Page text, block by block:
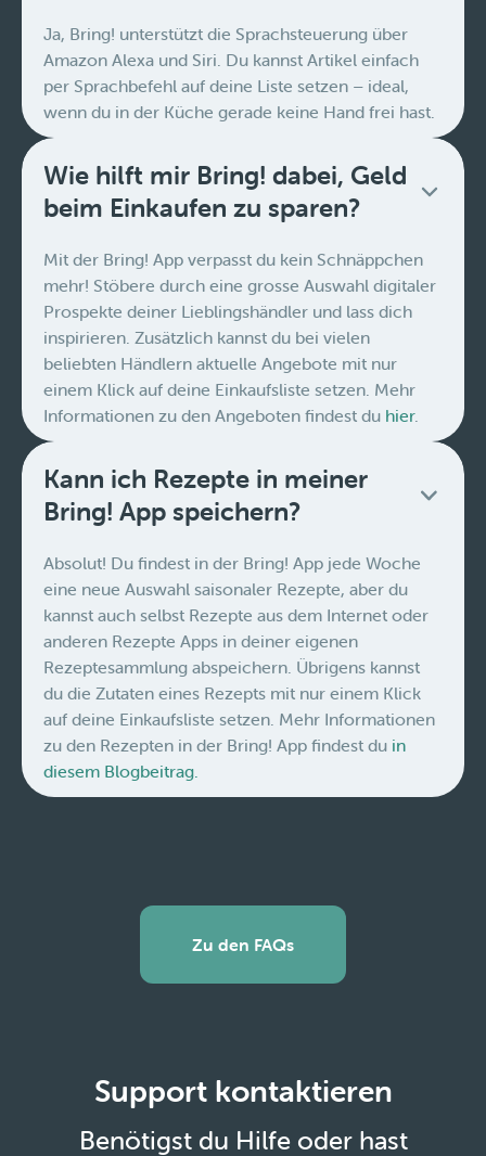
Ja, Bring! unterstützt die Sprachsteuerung über
Amazon Alexa und Siri. Du kannst Artikel einfach
per Sprachbefehl auf deine Liste setzen – ideal,
wenn du in der Küche gerade keine Hand frei hast.
Wie hilft mir Bring! dabei, Geld
beim Einkaufen zu sparen?
Mit der Bring! App verpasst du kein Schnäppchen
mehr! Stöbere durch eine grosse Auswahl digitaler
Prospekte deiner Lieblingshändler und lass dich
inspirieren. Zusätzlich kannst du bei vielen
beliebten Händlern aktuelle Angebote mit nur
einem Klick auf deine Einkaufsliste setzen. Mehr
Informationen zu den Angeboten findest du hier.
Kann ich Rezepte in meiner
Bring! App speichern?
Absolut! Du findest in der Bring! App jede Woche
eine neue Auswahl saisonaler Rezepte, aber du
kannst auch selbst Rezepte aus dem Internet oder
anderen Rezepte Apps in deiner eigenen
Rezeptesammlung abspeichern. Übrigens kannst
du die Zutaten eines Rezepts mit nur einem Klick
auf deine Einkaufsliste setzen. Mehr Informationen
zu den Rezepten in der Bring! App findest du in
diesem Blogbeitrag.
Zu den FAQs
Support kontaktieren
Benötigst du Hilfe oder hast